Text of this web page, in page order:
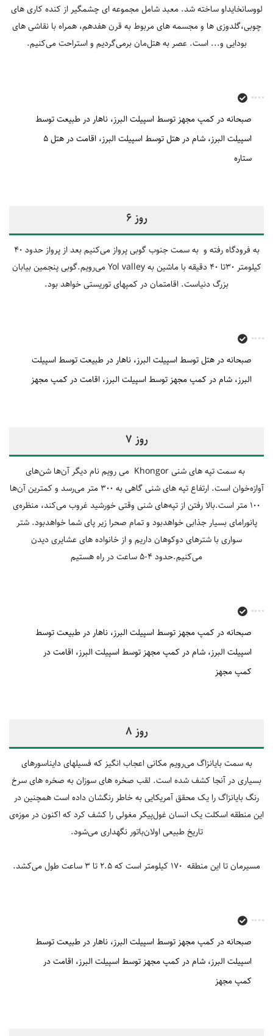
لووسانخایداو ساخته شد. معبد شامل مجموعه ای چشمگیر از کنده کاری های
چوبی،گلدوزی ها و مجسمه های مربوط به قرن هفدهم، همراه با نقاشی های
بودایی و... است. عصر به هتل‌مان برمی‌گردیم و استراحت می‌کنیم.
صبحانه در کمپ مجهز توسط اسپیلت البرز ناهار در طبیعت توسط
اسپیلت البرز شام در هتل توسط اسپیلت البرز
اقامت در هتل 5
ستاره
روز 6
به فرودگاه رفته و به سمت جنوب گوبی پرواز می‌کنیم بعد از پرواز حدود 40
کیلومتر 30تا 40 دقیقه با ماشین به Yol valley می‌رویم.
گوبی پنجمین بیابان
بزرگ دنیاست. اقامتمان در کمپهای توریستی خواهد بود.
صبحانه در هتل توسط اسپیلت البرز ناهار در طبیعت توسط اسپیلت
البرز شام در کمپ مجهز توسط اسپیلت البرز اقامت در کمپ مجهز
روز 7
به سمت تپه های شنی Khongor می رویم نام دیگر آن‌ها شن‌های
آوازه‌خوان است. ارتفاع تپه های شنی گاهی به 300 متر می‌رسد و کمترین آن‌ها
100 متر است.بالا رفتن از تپه‌های شنی وقتی خورشید غروب می‌کند، منظره‌ی
پانورامای بسیار جذابی خواهدبود و تمام صحرا زیر پای شما خواهدبود. شتر
سواری باشترهای دوکوهانداریم و از خانواده های عشایری دیدن
می‌کنیم.حدود 4-5 ساعت در راه هستیم
صبحانه در کمپ مجهز توسط اسپیلت البرز ناهار در طبیعت توسط
اسپیلت البرز شام در کمپ مجهز توسط اسپیلت البرز اقامت در
کمپ مجهز
روز 8
به سمت بایانزاگ می‌رویم مکانی اعجاب انگیز که فسیلهای دایناسورهای
بسیاری در آنجا کشف شده است. لقب صخره های سوزان به صخره های سرخ
رنگ بایانزاگ را یک محقق آمریکایی به خاطر رنگشان داده است همچنین در
این منطقه اسکلت یک انسان غول‌پیکر مغولی را کشف کرد که اکنون در موزه‌ی
تاریخ طبیعی اولان‌باتور نگهداری می‌شود.
مسیرمان تا این منطقه 170 کیلومتر است که 2.5 تا 3 ساعت طول می‌کشد.
صبحانه در کمپ مجهز توسط اسپیلت البرز ناهار در طبیعت توسط
اسپیلت البرز شام در کمپ مجهز توسط اسپیلت البرز اقامت در
کمپ مجهز